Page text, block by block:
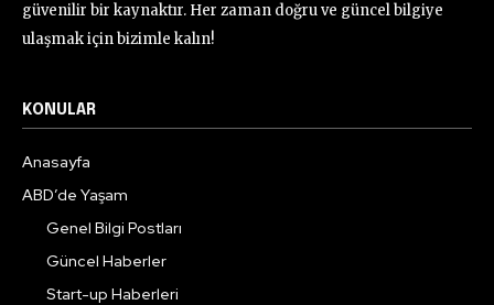
güvenilir bir kaynaktır. Her zaman doğru ve güncel bilgiye
ulaşmak için bizimle kalın!
KONULAR
Anasayfa
ABD’de Yaşam
Genel Bilgi Postları
Güncel Haberler
Start-up Haberleri